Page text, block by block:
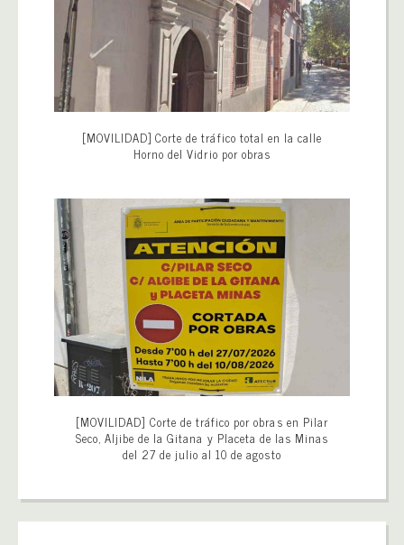
[MOVILIDAD] Corte de tráfico total en la calle
Horno del Vidrio por obras
[MOVILIDAD] Corte de tráfico por obras en Pilar
Seco, Aljibe de la Gitana y Placeta de las Minas
del 27 de julio al 10 de agosto